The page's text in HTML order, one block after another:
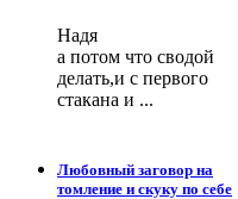
Надя
а потом что сводой
делать,и с первого
стакана и ...
Любовный заговор на
томление и скуку по себе